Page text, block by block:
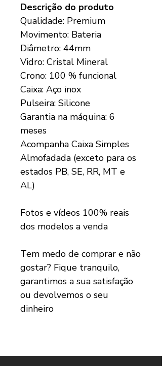
Descrição do produto
Qualidade: Premium
Movimento: Bateria
Diâmetro: 44mm
Vidro: Cristal Mineral
Crono: 100 % funcional
Caixa: Aço inox
Pulseira: Silicone
Garantia na máquina: 6
meses
Acompanha Caixa Simples
Almofadada (exceto para os
estados PB, SE, RR, MT e
AL)
Fotos e vídeos 100% reais
dos modelos a venda
Tem medo de comprar e não
gostar? Fique tranquilo,
garantimos a sua satisfação
ou devolvemos o seu
dinheiro